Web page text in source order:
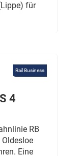
für
Rail Business
4
RB
Eine